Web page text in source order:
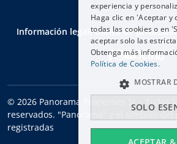
Información legal Política de
© 2026 Panorama Properties SL - Todos
reservados. "Panorama" y el símbolo del
registradas
experiencia y
Haga clic en 'Aceptar
todas las cookies o en
aceptar solo las
Obtenga más
Política de Cookies.
SOLO
MOSTRAR